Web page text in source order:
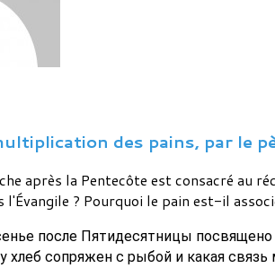
des pains, par le
après la Pentecôte est consacré au
? Pourquoi le pain est-il
после Пятидесятницы
хлеб сопряжен с рыбой и какая